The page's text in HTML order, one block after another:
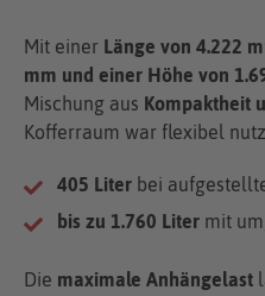
Mit einer Länge von 4.222
mm und einer Höhe von
Mischung aus Kompaktheit
Kofferraum war flexibel
405 Liter bei
bis zu 1.760 Liter mit
Die maximale Anhängelast